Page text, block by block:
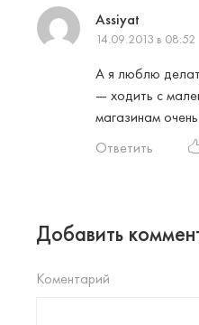
Assiyat
14.09.2013 в 08:52
А я люблю
— ходить с
магазинам
Ответить
Добавить
Коментарий